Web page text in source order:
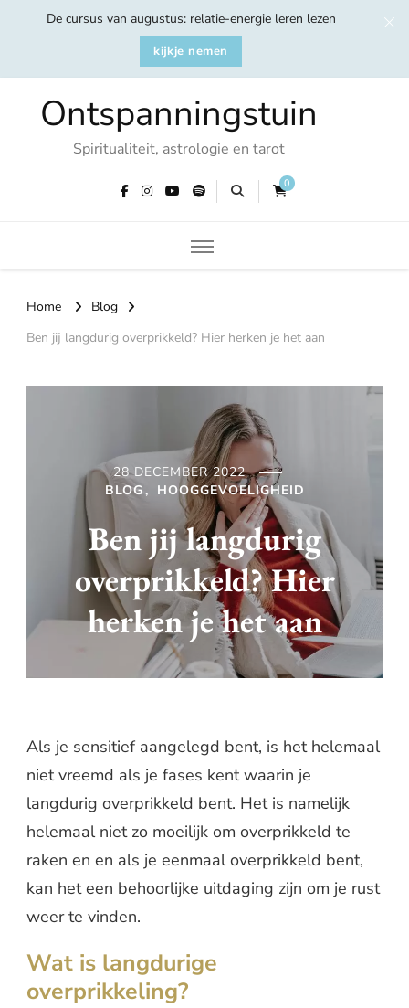
De cursus van augustus: relatie-energie leren lezen
kijkje nemen
Ontspanningstuin
Spiritualiteit, astrologie en tarot
0
Home
Blog
Ben jij langdurig overprikkeld? Hier herken je het aan
28 DECEMBER 2022
BLOG
HOOGGEVOELIGHEID
Ben jij langdurig
overprikkeld? Hier
herken je het aan
Als je sensitief aangelegd bent, is het helemaal
niet vreemd als je fases kent waarin je
langdurig overprikkeld bent. Het is namelijk
helemaal niet zo moeilijk om overprikkeld te
raken en en als je eenmaal overprikkeld bent,
kan het een behoorlijke uitdaging zijn om je rust
weer te vinden.
Wat is langdurige
overprikkeling?